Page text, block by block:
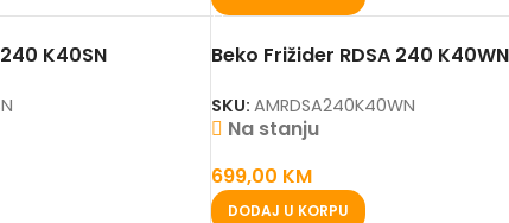
K40SN Beko Frižider RDSA 240 K40WN
SKU: AMRDSA240K40WN
Na stanju
699,00 KM
DODAJ U KORPU